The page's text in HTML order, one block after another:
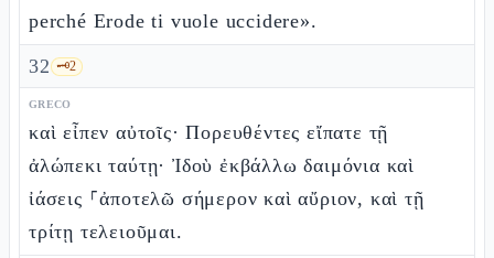
perché Erode ti vuole uccidere».
32 🗝️2
GRECO
καὶ εἶπεν αὐτοῖς· Πορευθέντες εἴπατε τῇ
ἀλώπεκι ταύτῃ· Ἰδοὺ ἐκβάλλω δαιμόνια καὶ
ἰάσεις ⸀ἀποτελῶ σήμερον καὶ αὔριον, καὶ τῇ
τρίτῃ τελειοῦμαι.